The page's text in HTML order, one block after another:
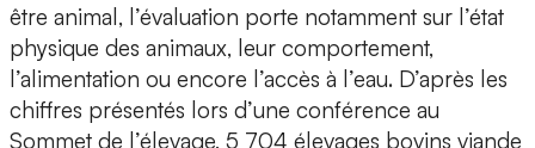
être animal, l’évaluation porte notamment sur l’état
physique des animaux, leur comportement,
l’alimentation ou encore l’accès à l’eau. D’après les
chiffres présentés lors d’une conférence au
Sommet de l’élevage, 5 704 élevages bovins viande